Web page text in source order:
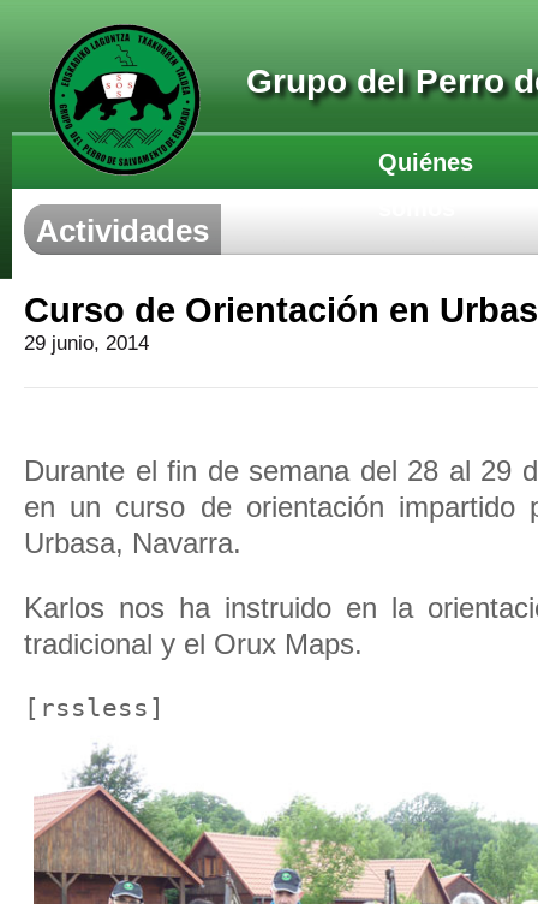
Grupo del Perro
Quiénes
Actividades
Curso de Orientación en
29 junio, 2014
Durante el fin de semana del 28 al 29
en un curso de orientación
Urbasa, Navarra.
Karlos nos ha instruido en la
tradicional y el Orux Maps.
[rssless]